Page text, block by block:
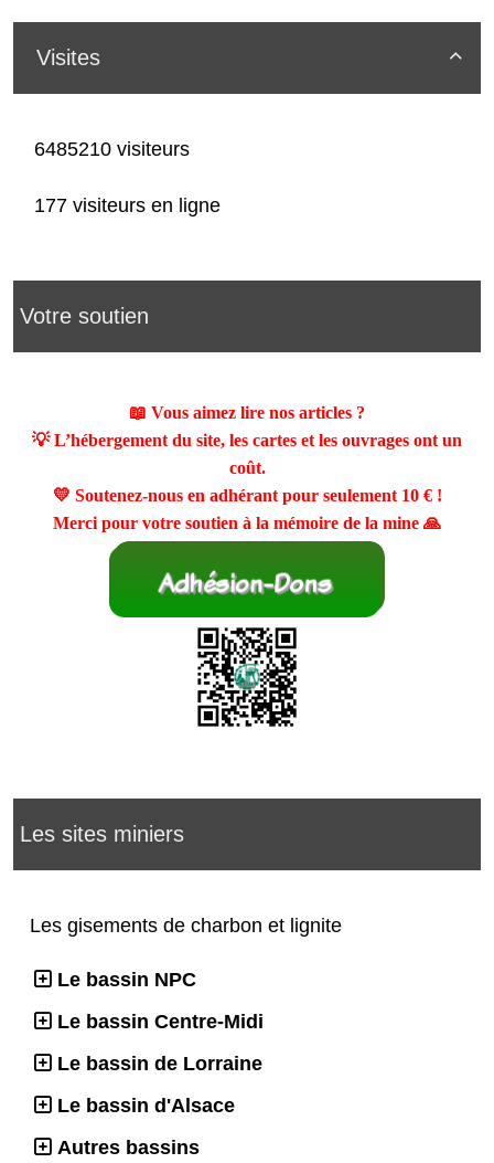

Visites
6485210 visiteurs
177 visiteurs en ligne
Votre soutien
📖 Vous aimez lire nos articles ?
💡 L’hébergement du site, les cartes et les ouvrages ont un
coût.
💛 Soutenez-nous en adhérant pour seulement 10 €!
Merci pour votre soutien à la mémoire de la mine 🙏
Les sites miniers
Les gisements de charbon et lignite
Le bassin NPC
Le bassin Centre-Midi
Le bassin de Lorraine
Le bassin d'Alsace
Autres bassins